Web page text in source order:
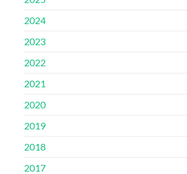
2024
2023
2022
2021
2020
2019
2018
2017